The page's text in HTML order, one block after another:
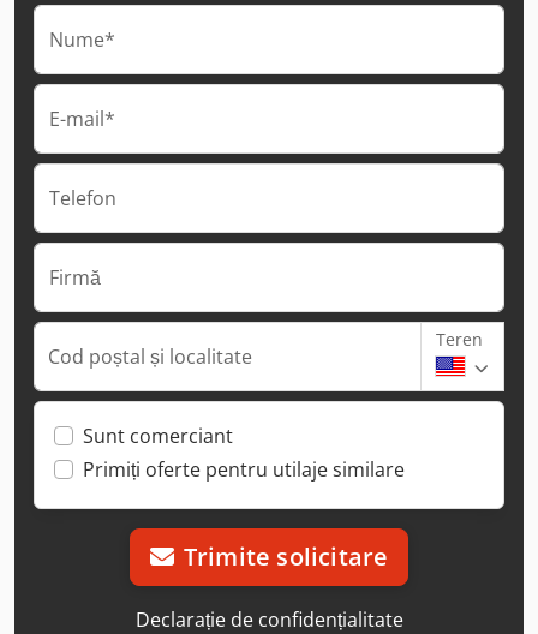
Nume*
E-mail*
Telefon
Firmă
Cod poștal și localitate
Teren
Sunt comerciant
Primiți oferte pentru utilaje similare
Trimite solicitare
Declarație de confidențialitate